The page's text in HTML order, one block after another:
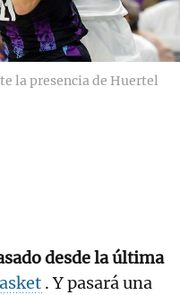
la presencia de Huertel
desde la última
. Y pasará una